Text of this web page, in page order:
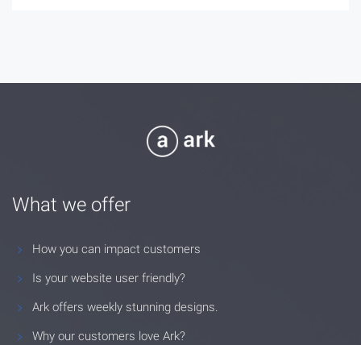
What we offer
How you can impact customers
Is your website user friendly?
Ark offers weekly stunning designs.
Why our customers love Ark?